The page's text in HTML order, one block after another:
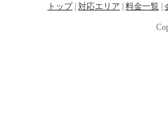
トップ| 対応エリア 料金一覧